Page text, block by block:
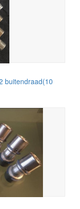
buitendraad(10